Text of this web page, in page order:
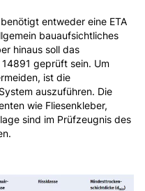
entweder eine ETA
bauaufsichtliches
hinaus soll das
geprüft sein. Um
ist die
auszuführen. Die
wie Fliesenkleber,
sind im Prüfzeugnis des